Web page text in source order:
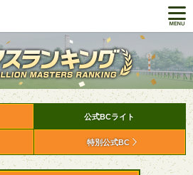
公式BCライト
特別公式BC